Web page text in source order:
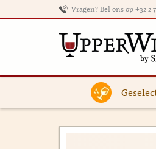
Vragen? Bel ons op +32 2